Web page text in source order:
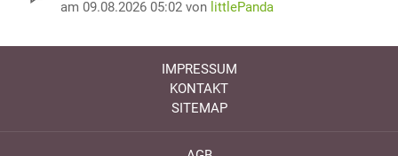
am 09.08.2026 05:02 von littlePanda
IMPRESSUM
KONTAKT
SITEMAP